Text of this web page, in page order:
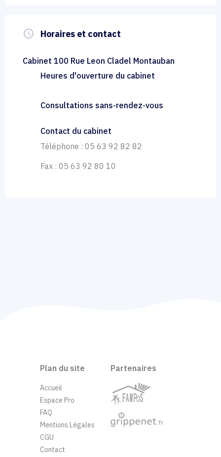
query_builder Horaires et contact
Cabinet 100 Rue Leon Cladel Montauban
Heures d'ouverture du cabinet
Consultations sans-rendez-vous
Contact du cabinet
Téléphone : 05 63 92 82 82
Fax : 05 63 92 80 10
Plan du site
Accueil
Espace Pro
FAQ
Mentions Légales
CGU
Contact
Partenaires